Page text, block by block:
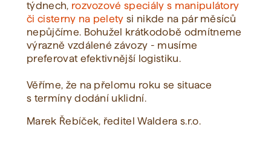
týdnech, rozvozové speciály s manipulátory
či cisterny na pelety si nikde na pár měsíců
nepůjčíme. Bohužel krátkodobě odmítneme
výrazně vzdálené závozy - musíme
preferovat efektivnější logistiku.
Věříme, že na přelomu roku se situace
s termíny dodání uklidní.
Marek Řebíček, ředitel Waldera s.r.o.